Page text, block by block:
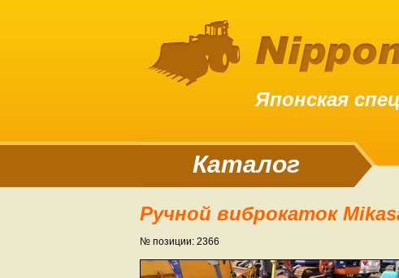
Японская
Каталог
Ручной виброкаток
№ позиции: 2366